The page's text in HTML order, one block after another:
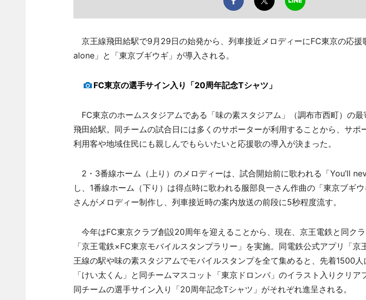
京王線飛田給駅で9月29日の始発から、列車接近メロディーにFC東京の応援
alone」と「東京ブギウギ」が導入される。
FC東京の選手サイン入り「20周年記念Tシャツ」
FC東京のホームスタジアムである「味の素スタジアム」（調布市西町）の最
飛田給駅。同チームの試合日には多くのサポーターが利用することから、サポ
利用客や地域住民にも親しんでもらいたいと応援歌の導入が決まった。
2・3番線ホーム（上り）のメロディーは、試合開始前に歌われる「You’ll
し、1番線ホーム（下り）は得点時に歌われる服部良一さん作曲の「東京ブギ
さんがメロディー制作し、列車接近時の案内放送の前段に5秒程度流す。
今年はFC東京クラブ創設20周年を迎えることから、現在、京王電鉄と同ク
「京王電鉄×FC東京モバイルスタンプラリー」を実施。同電鉄公式アプリ「京
王線の駅や味の素スタジアムでモバイルスタンプを全て集めると、先着1500
「けい太くん」と同チームマスコット「東京ドロンパ」のイラスト入りクリア
同チームの選手サイン入り「20周年記念Tシャツ」がそれぞれ進呈される。